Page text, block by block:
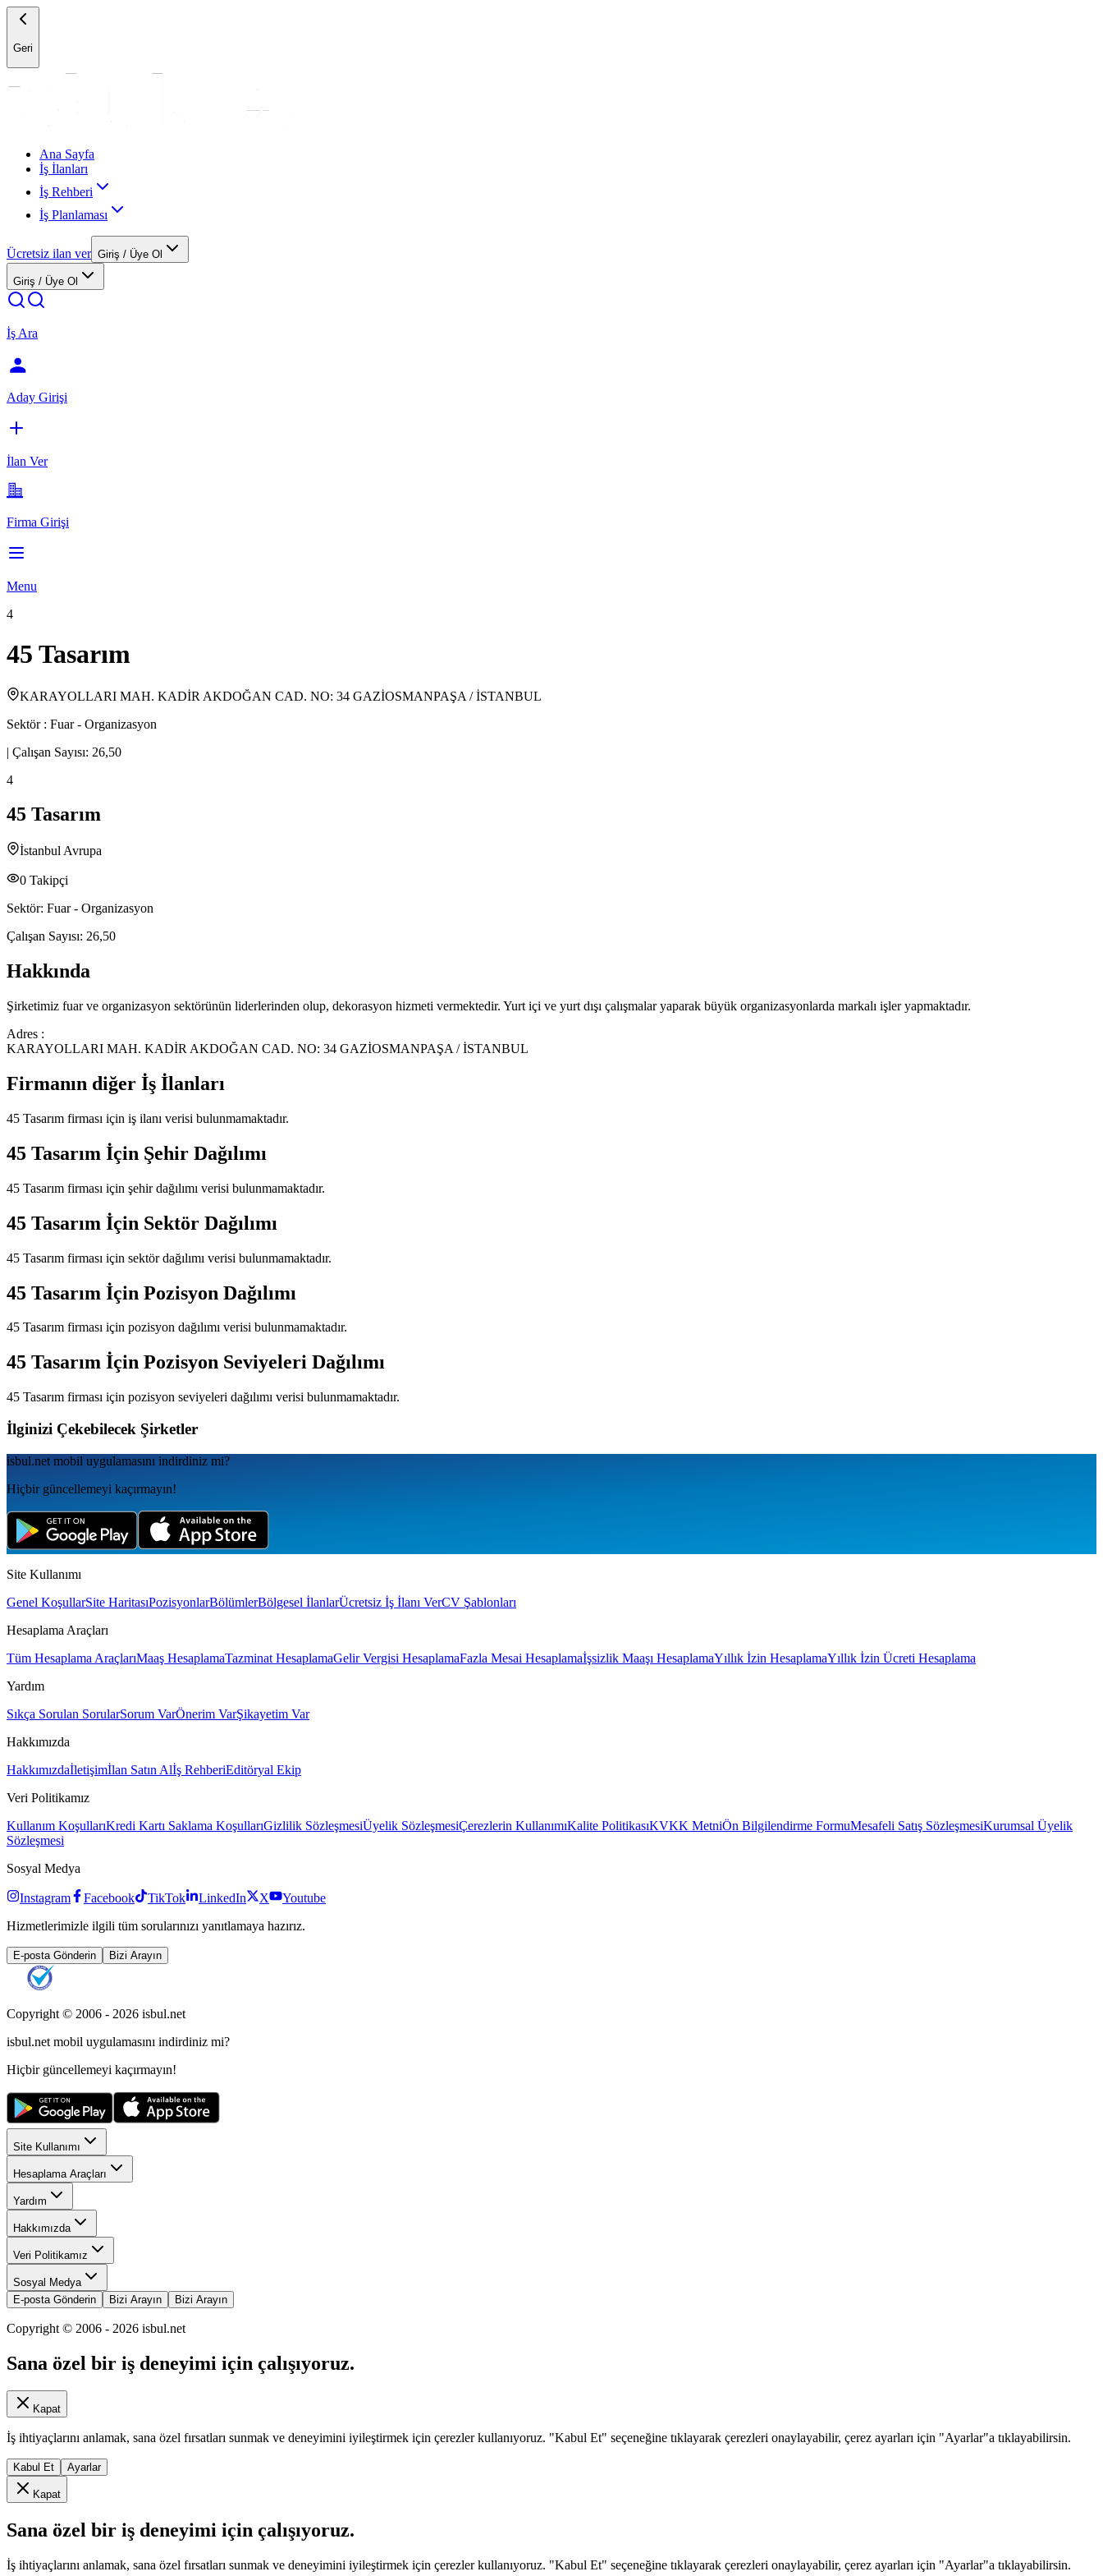
Geri
Ana Sayfa
İş İlanları
İş Rehberi
İş Planlaması
Ücretsiz ilan ver Giriş / Üye Ol
Giriş / Üye Ol
İş Ara
Aday Girişi
İlan Ver
Firma Girişi
Menu
4
45 Tasarım
KARAYOLLARI MAH. KADİR AKDOĞAN CAD. NO: 34 GAZİOSMANPAŞA / İSTANBUL
Sektör : Fuar - Organizasyon
| Çalışan Sayısı: 26,50
4
45 Tasarım
İstanbul Avrupa
0 Takipçi
Sektör: Fuar - Organizasyon
Çalışan Sayısı: 26,50
Hakkında
Şirketimiz fuar ve organizasyon sektörünün liderlerinden olup, dekorasyon hizmeti vermektedir. Yurt içi ve yurt dışı çalışmalar yaparak büyük organizasyonlarda markalı işler yapmaktadır.
Adres :
KARAYOLLARI MAH. KADİR AKDOĞAN CAD. NO: 34 GAZİOSMANPAŞA / İSTANBUL
Firmanın diğer İş İlanları
45 Tasarım firması için iş ilanı verisi bulunmamaktadır.
45 Tasarım İçin Şehir Dağılımı
45 Tasarım firması için şehir dağılımı verisi bulunmamaktadır.
45 Tasarım İçin Sektör Dağılımı
45 Tasarım firması için sektör dağılımı verisi bulunmamaktadır.
45 Tasarım İçin Pozisyon Dağılımı
45 Tasarım firması için pozisyon dağılımı verisi bulunmamaktadır.
45 Tasarım İçin Pozisyon Seviyeleri Dağılımı
45 Tasarım firması için pozisyon seviyeleri dağılımı verisi bulunmamaktadır.
İlginizi Çekebilecek Şirketler
isbul.net mobil uygulamаsını indirdiniz mi?
Hiçbir güncellemeyi kaçırmayın!
Site Kullanımı
Genel KoşullarSite HaritasıPozisyonlarBölümlerBölgesel İlanlarÜcretsiz İş İlanı VerCV Şablonları
Hesaplama Araçları
Tüm Hesaplama AraçlarıMaaş HesaplamaTazminat HesaplamaGelir Vergisi HesaplamaFazla Mesai Hesaplamaİşsizlik Maaşı HesaplamaYıllık İzin HesaplamaYıllık İzin Ücreti Hesaplama
Yardım
Sıkça Sorulan SorularSorum VarÖnerim VarŞikayetim Var
Hakkımızda
Hakkımızdaİletişimİlan Satın Alİş RehberiEditöryal Ekip
Veri Politikamız
Kullanım KoşullarıKredi Kartı Saklama KoşullarıGizlilik SözleşmesiÜyelik SözleşmesiÇerezlerin KullanımıKalite PolitikasıKVKK MetniÖn Bilgilendirme FormuMesafeli Satış SözleşmesiKurumsal Üyelik
Sözleşmesi
Sosyal Medya
Instagram Facebook TikTok LinkedIn X
Youtube
Hizmetlerimizle ilgili tüm sorularınızı yanıtlamaya hazırız.
E-posta Gönderin Bizi Arayın
Copyright © 2006 - 2026 isbul.net
isbul.net mobil uygulamasını indirdiniz mi?
Hiçbir güncellemeyi kaçırmayın!
Site Kullanımı
Hesaplama Araçları
Yardım
Hakkımızda
Veri Politikamız
Sosyal Medya
E-posta Gönderin
Bizi Arayın Bizi Arayın
Copyright © 2006 - 2026 isbul.net
Sana özel bir iş deneyimi için çalışıyoruz.
Kapat
İş ihtiyaçlarını anlamak, sana özel fırsatları sunmak ve deneyimini iyileştirmek için çerezler kullanıyoruz. "Kabul Et" seçeneğine tıklayarak çerezleri onaylayabilir, çerez ayarları için "Ayarlar"a tıklayabilirsin.
Kabul Et Ayarlar
Kapat
Sana özel bir iş deneyimi için çalışıyoruz.
İş ihtiyaçlarını anlamak, sana özel fırsatları sunmak ve deneyimini iyileştirmek için çerezler kullanıyoruz. "Kabul Et" seçeneğine tıklayarak çerezleri onaylayabilir, çerez ayarları için "Ayarlar"a tıklayabilirsin.